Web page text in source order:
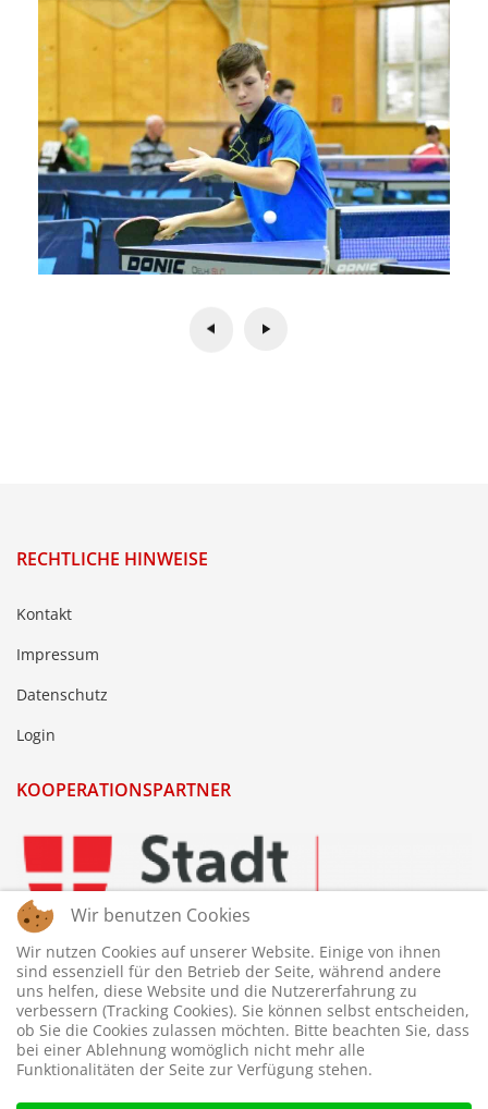
RECHTLICHE HINWEISE
Kontakt
Impressum
Datenschutz
Login
KOOPERATIONSPARTNER
Wir benutzen Cookies
Wir nutzen Cookies auf unserer Website. Einige von ihnen
sind essenziell für den Betrieb der Seite, während andere
uns helfen, diese Website und die Nutzererfahrung zu
verbessern (Tracking Cookies). Sie können selbst entscheiden,
ob Sie die Cookies zulassen möchten. Bitte beachten Sie, dass
bei einer Ablehnung womöglich nicht mehr alle
Funktionalitäten der Seite zur Verfügung stehen.